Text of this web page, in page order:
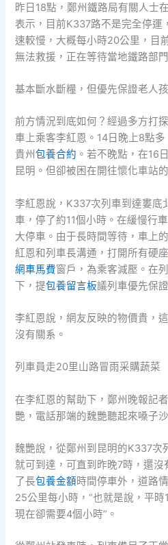
昨日18點，鄭州鐵路局有關人士
表示，目前K337路不是完全停運
速較慢，大概每小時20公里，目
無法救援，正在等待當地鐵路部
基本斷水斷糧，但優先保證老人
前方情況到底如何？經過多方打
車上乘客李紅恩。14日晚上8點
貴州包養合約 。若不晚點，在16
昆明。但卻被困在開往懷化車站
李紅恩說，K337次列車到達婁底
車，停了約11個小時。在緩慢行
大停車。由于長時間等待，車上
紅恩和列車長溝通，打開所有硬
網車馬費窗戶，為乘客減壓。在
下，提包養留言板議列車優先保
李紅恩說，網友反映的物價貴，
沒有關系。
列車員走20里山路冒雨采購蔬菜
在李紅恩的幫助下，鄭州晚報記
艷，電話那端的魏艷聽起來嗓子
魏艷說，從鄭州到昆明的K337次
就可到達，可直到昨晚7時，還沒
了長包養金額時間停車外，道路
25公里每小時，“也就是說，平
現在卻需要4個小時”。